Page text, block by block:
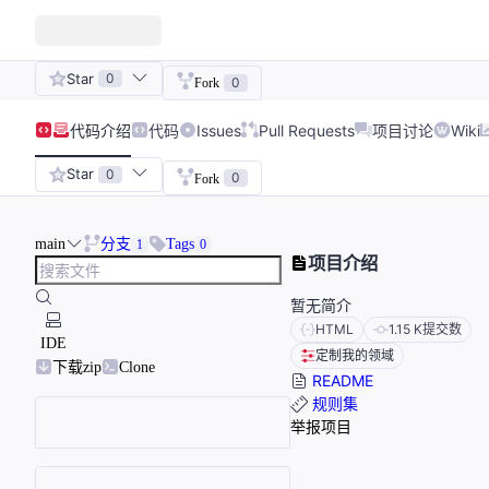
Star 0 Fork 0
代码介绍 代码 Issues Pull Requests 项目讨论 Wiki
Star 0 Fork 0
main 分支 1 Tags 0
IDE
下载zip
Clone
项目介绍
暂无简介
HTML 1.15 K提交数
定制我的领域
README
规则集
举报项目